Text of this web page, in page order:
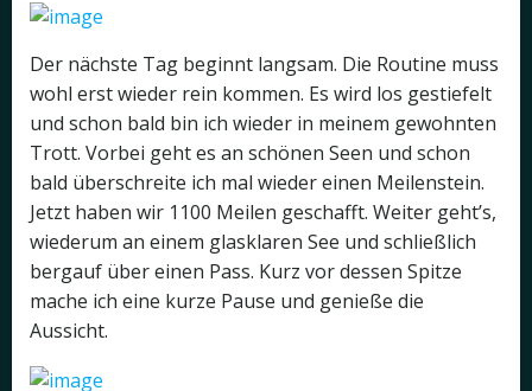
Der nächste Tag beginnt langsam. Die Routine muss
wohl erst wieder rein kommen. Es wird los gestiefelt
und schon bald bin ich wieder in meinem gewohnten
Trott. Vorbei geht es an schönen Seen und schon
bald überschreite ich mal wieder einen Meilenstein.
Jetzt haben wir 1100 Meilen geschafft. Weiter geht’s,
wiederum an einem glasklaren See und schließlich
bergauf über einen Pass. Kurz vor dessen Spitze
mache ich eine kurze Pause und genieße die
Aussicht.